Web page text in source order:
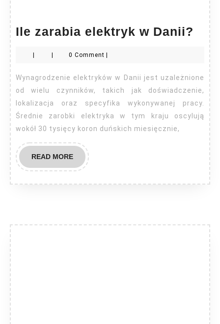
Ile zarabia elektryk w Danii?
w
| | 0 Comment |
Wynagrodzenie elektryków w Danii jest uzależnione
od wielu czynników, takich jak doświadczenie,
lokalizacja oraz specyfika wykonywanej pracy.
Średnie zarobki elektryka w tym kraju oscylują
wokół 30 tysięcy koron duńskich miesięcznie,
READ MOREREAD
MORE